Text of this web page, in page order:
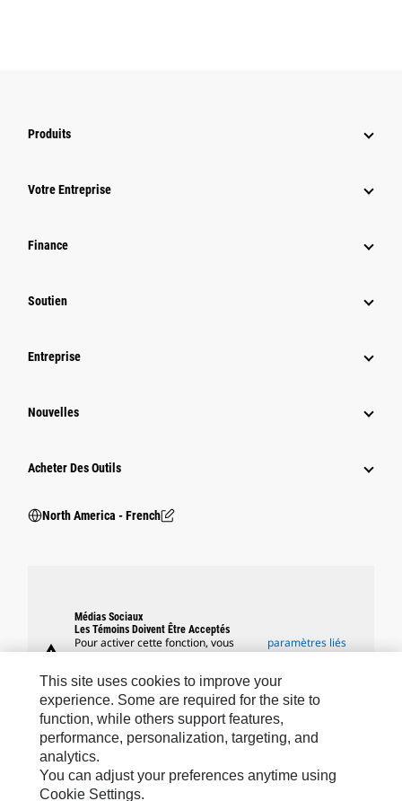
Produits
Votre Entreprise
Finance
Soutien
Entreprise
Nouvelles
Acheter Des Outils
North America - French
warning
Médias Sociaux
Les Témoins Doivent Être Acceptés
Pour activer cette fonction, vous
devez accepter l'utilisation des
de performance.
paramètres liés
Marques Caterpillar
This site uses cookies to improve your
experience. Some are required for the site to
function, while others support features,
performance, personalization, targeting, and
analytics.
You can adjust your preferences anytime using
Cookie Settings.